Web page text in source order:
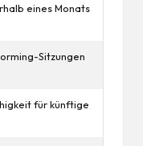
eines Monats
Sitzungen
für künftige